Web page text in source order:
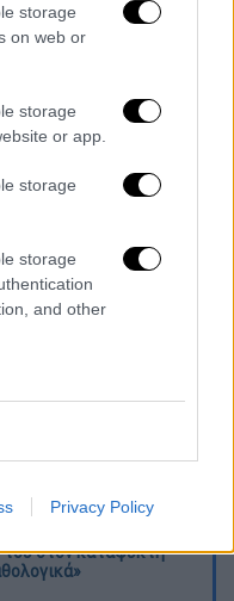
storage
on web or
storage
or app.
storage
storage
and other
Privacy Policy
Ψάθας: Έσωσαν από τη
του στον καταψύκτη -